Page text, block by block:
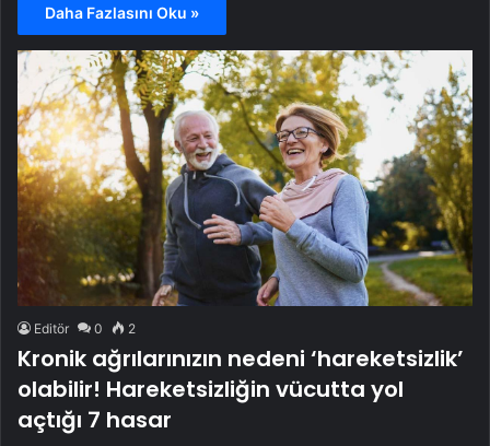
Daha Fazlasını Oku »
Editör 0 2
Kronik ağrılarınızın nedeni ‘hareketsizlik’
olabilir! Hareketsizliğin vücutta yol
açtığı 7 hasar